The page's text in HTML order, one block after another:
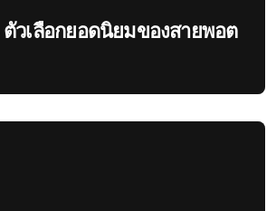
ตัวเลือกยอดนิยมของสายพอต